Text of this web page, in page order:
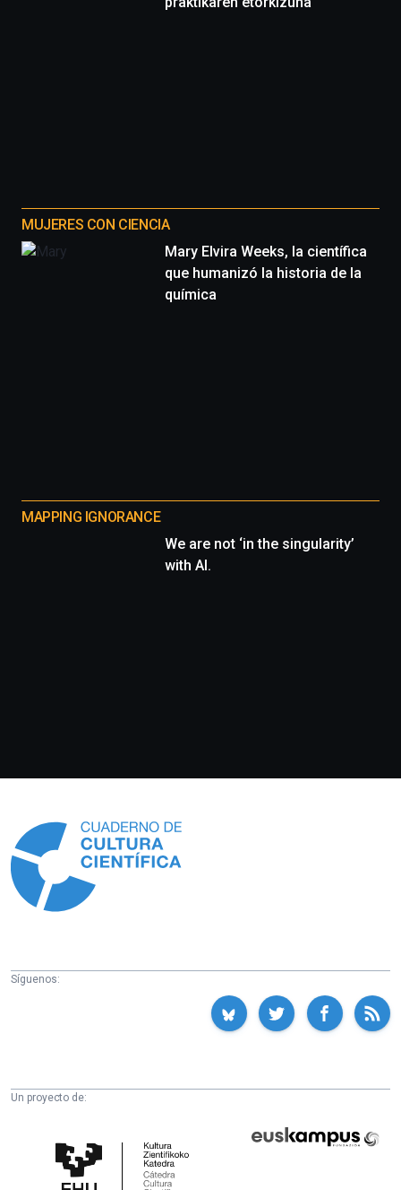
MUJERES CON CIENCIA
Mary Elvira Weeks, la científica
que humanizó la historia de la
química
MAPPING IGNORANCE
We are not ‘in the singularity’
with AI.
Síguenos:
Un proyecto de:
Cultura
Fundazioa